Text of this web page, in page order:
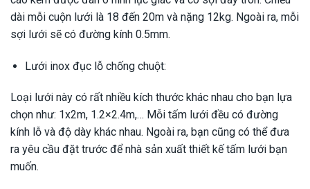
dài mỗi cuộn lưới là 18 đến 20m và nặng 12kg. Ngoài ra, mỗi
sợi lưới sẽ có đường kính 0.5mm.
Lưới inox đục lỗ chống chuột:
Loại lưới này có rất nhiều kích thước khác nhau cho bạn lựa
chọn như: 1x2m, 1.2×2.4m,… Mỗi tấm lưới đều có đường
kính lỗ và độ dày khác nhau. Ngoài ra, bạn cũng có thể đưa
ra yêu cầu đặt trước để nhà sản xuất thiết kế tấm lưới bạn
muốn.